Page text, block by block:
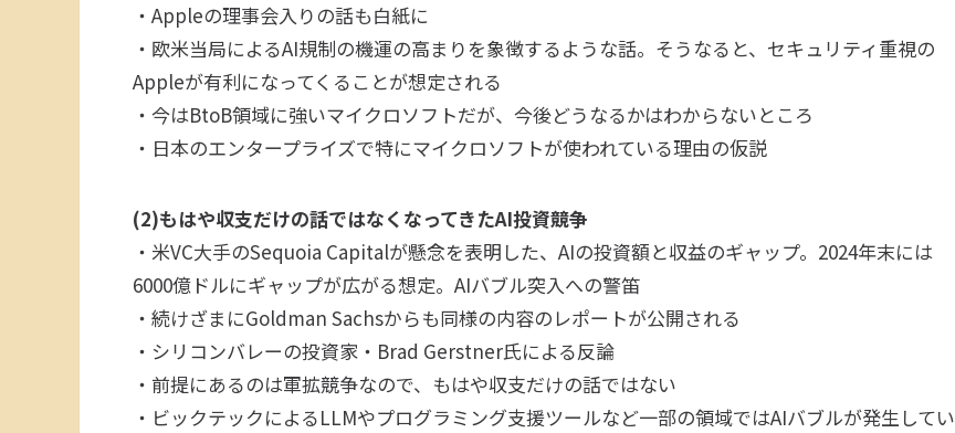
・Appleの理事会入りの話も白紙に
・欧米当局によるAI規制の機運の高まりを象徴するような話。そうなると、セキュリティ重視の
Appleが有利になってくることが想定される
・今はBtoB領域に強いマイクロソフトだが、今後どうなるかはわからないところ
・日本のエンタープライズで特にマイクロソフトが使われている理由の仮説
(2)もはや収支だけの話ではなくなってきたAI投資競争
・米VC大手のSequoia Capitalが懸念を表明した、AIの投資額と収益のギャップ。2024年末には
6000億ドルにギャップが広がる想定。AIバブル突入への警笛
・続けざまにGoldman Sachsからも同様の内容のレポートが公開される
・シリコンバレーの投資家・Brad Gerstner氏による反論
・前提にあるのは軍拡競争なので、もはや収支だけの話ではない
・ビックテックによるLLMやプログラミング支援ツールなど一部の領域ではAIバブルが発生してい